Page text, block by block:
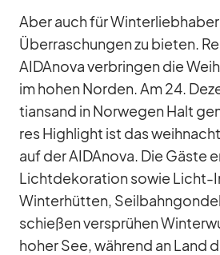
Aber auch für Win­ter­lieb­ha­ber
Über­ra­schun­gen zu bie­ten.
AID­A­nova ver­brin­gen die
im ho­hen Nor­den. Am 24.
ti­an­sand in Nor­we­gen Halt
res High­light ist das
auf der AID­A­nova. Die Gäste
Licht­de­ko­ra­tion so­wie Licht-
Win­ter­hüt­ten,
schie­ßen ver­sprü­hen
ho­her See, wäh­rend an Land